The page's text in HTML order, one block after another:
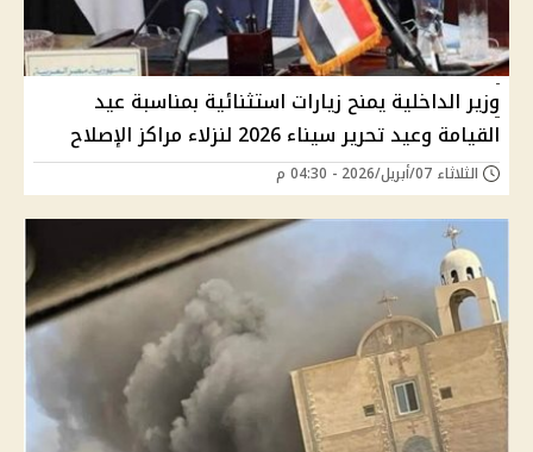
وزير الداخلية يمنح زيارات استثنائية بمناسبة عيد
القيامة وعيد تحرير سيناء 2026 لنزلاء مراكز الإصلاح
الثلاثاء 07/أبريل/2026 - 04:30 م